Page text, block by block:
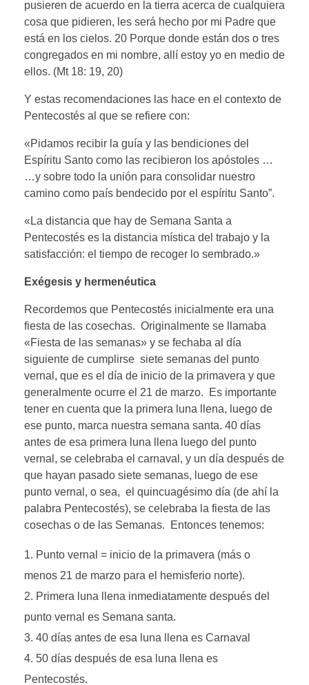
pusieren de acuerdo en la tierra acerca de cualquiera
cosa que pidieren, les será hecho por mi Padre que
está en los cielos. 20 Porque donde están dos o tres
congregados en mi nombre, allí estoy yo en medio de
ellos. (Mt 18: 19, 20)
Y estas recomendaciones las hace en el contexto de
Pentecostés al que se refiere con:
«Pidamos recibir la guía y las bendiciones del
Espíritu Santo como las recibieron los apóstoles …
…y sobre todo la unión para consolidar nuestro
camino como país bendecido por el espíritu Santo”.
«La distancia que hay de Semana Santa a
Pentecostés es la distancia mística del trabajo y la
satisfacción: el tiempo de recoger lo sembrado.»
Exégesis y hermenéutica
Recordemos que Pentecostés inicialmente era una
fiesta de las cosechas. Originalmente se llamaba
«Fiesta de las semanas» y se fechaba al día
siguiente de cumplirse siete semanas del punto
vernal, que es el día de inicio de la primavera y que
generalmente ocurre el 21 de marzo. Es importante
tener en cuenta que la primera luna llena, luego de
ese punto, marca nuestra semana santa. 40 días
antes de esa primera luna llena luego del punto
vernal, se celebraba el carnaval, y un día después de
que hayan pasado siete semanas, luego de ese
punto vernal, o sea, el quincuagésimo día (de ahí la
palabra Pentecostés), se celebraba la fiesta de las
cosechas o de las Semanas. Entonces tenemos:
Punto vernal = inicio de la primavera (más o
menos 21 de marzo para el hemisferio norte).
Primera luna llena inmediatamente después del
punto vernal es Semana santa.
40 días antes de esa luna llena es Carnaval
50 días después de esa luna llena es
Pentecostés.